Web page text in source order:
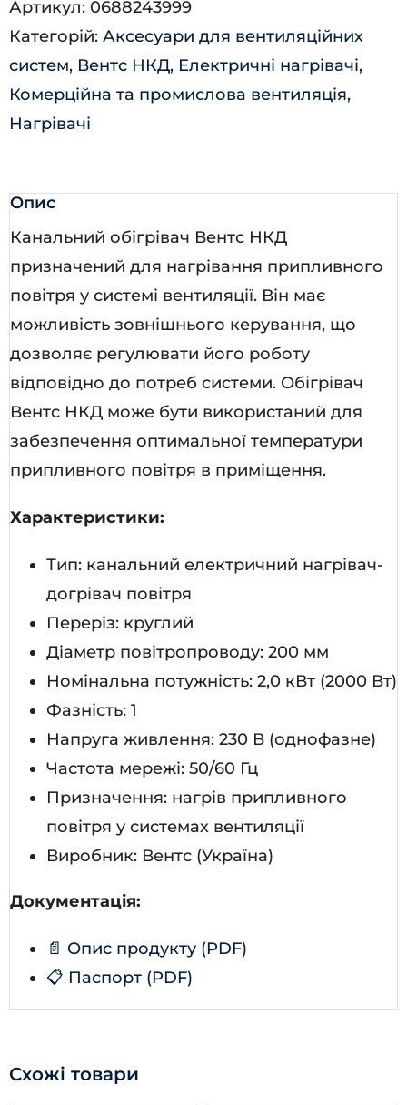
1
кількість
Артикул: 0688243999
Категорій: Аксесуари для вентиляційних
систем, Вентс НКД, Електричні нагрівачі,
Комерційна та промислова вентиляція,
Нагрівачі
Опис
Канальний обігрівач Вентс НКД
призначений для нагрівання припливного
повітря у системі вентиляції. Він має
можливість зовнішнього керування, що
дозволяє регулювати його роботу
відповідно до потреб системи. Обігрівач
Вентс НКД може бути використаний для
забезпечення оптимальної температури
припливного повітря в приміщення.
Характеристики:
Тип: канальний електричний нагрівач-
догрівач повітря
Переріз: круглий
Діаметр повітропроводу: 200 мм
Номінальна потужність: 2,0 кВт (2000 Вт)
Фазність: 1
Напруга живлення: 230 В (однофазне)
Частота мережі: 50/60 Гц
Призначення: нагрів припливного
повітря у системах вентиляції
Виробник: Вентс (Україна)
Документація:
📄 Опис продукту (PDF)
📋 Паспорт (PDF)
Схожі товари